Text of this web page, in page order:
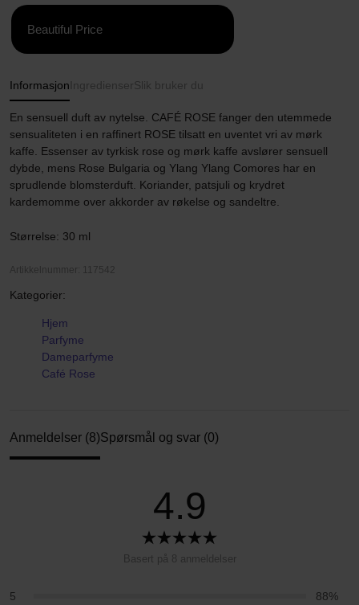
Beautiful Price
Informasjon Ingredienser Slik bruker du
En sensuell duft av nytelse. CAFÉ ROSE fanger den utemmede
sensualiteten i en raffinert ROSE tilsatt en uventet vri av mørk
kaffe. Essenser av tyrkisk rose og mørk kaffe avslører sensuell
dybde, mens Rose Bulgaria og Ylang Ylang Comores har en
sprudlende blomsterduft. Koriander, patsjuli og krydret
kardemomme over akkorder av røkelse og sandeltre.
Størrelse: 30 ml
Artikkelnummer: 117542
Kategorier:
Hjem
Parfyme
Dameparfyme
Café Rose
Anmeldelser (8)Spørsmål og svar (0)
4.9
Basert på 8 anmeldelser
5 88%